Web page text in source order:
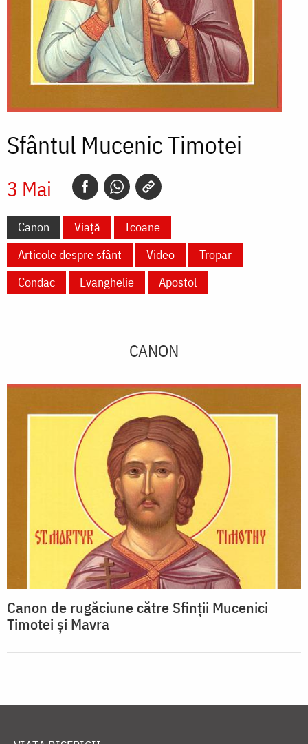
Sfântul Mucenic Timotei
3 Mai
Canon Viață
Icoane
Articole despre sfânt
Video
Tropar
Condac
Evanghelie Apostol
CANON
Canon de rugăciune către Sfinţii Mucenici
Timotei şi Mavra